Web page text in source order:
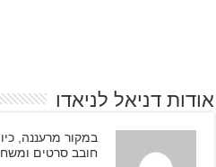
אודות דניאל לניאדו
במקור מרעננה,
חובב סרטים